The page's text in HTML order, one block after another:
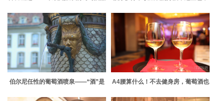
伯尔尼任性的葡萄酒喷泉——“酒”是
A4腰算什么！不去健身房，葡萄酒也